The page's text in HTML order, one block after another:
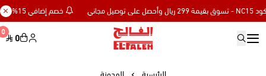
خصم إضافي 15% للعملاء الجدد كود NC15 - تسوق بقيمة 299 ريال وأحصل على توصيل مجاني
0 0